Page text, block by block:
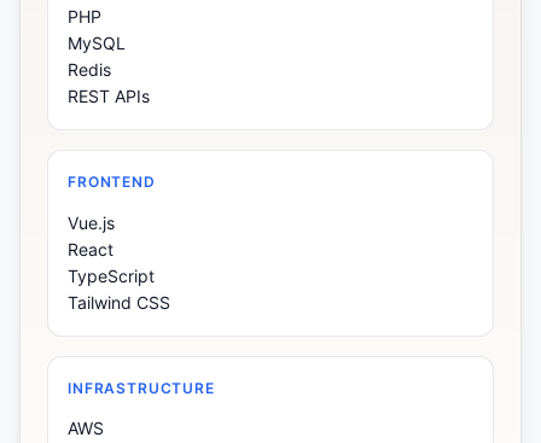
PHP
MySQL
Redis
REST APIs
FRONTEND
Vue.js
React
TypeScript
Tailwind CSS
INFRASTRUCTURE
AWS